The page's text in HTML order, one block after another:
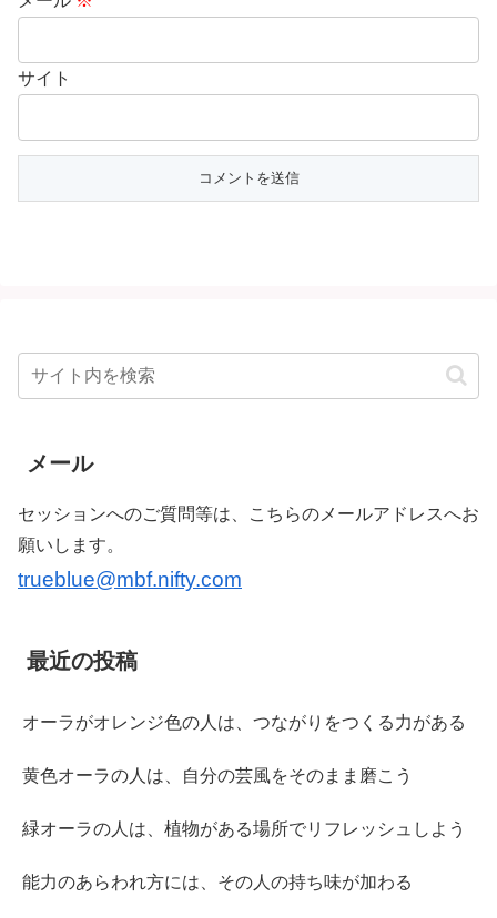
サイト
メール
セッションへのご質問等は、こちらのメールアドレスへお
願いします。
trueblue@mbf.nifty.com
最近の投稿
オーラがオレンジ色の人は、つながりをつくる力がある
黄色オーラの人は、自分の芸風をそのまま磨こう
緑オーラの人は、植物がある場所でリフレッシュしよう
能力のあらわれ方には、その人の持ち味が加わる